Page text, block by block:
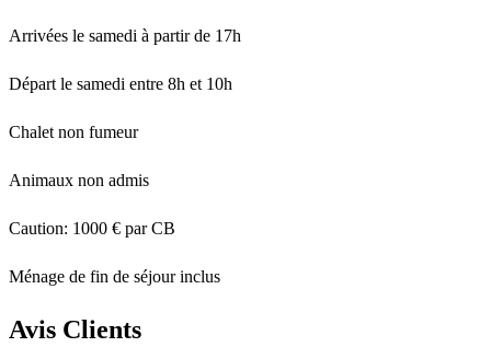
Arrivées le samedi à partir de 17h
Départ le samedi entre 8h et 10h
Chalet non fumeur
Animaux non admis
Caution: 1000 € par CB
Ménage de fin de séjour inclus
Avis Clients